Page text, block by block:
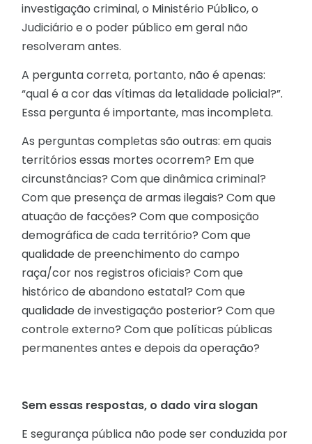
investigação criminal, o Ministério Público, o
Judiciário e o poder público em geral não
resolveram antes.
A pergunta correta, portanto, não é apenas:
“qual é a cor das vítimas da letalidade policial?”.
Essa pergunta é importante, mas incompleta.
As perguntas completas são outras: em quais
territórios essas mortes ocorrem? Em que
circunstâncias? Com que dinâmica criminal?
Com que presença de armas ilegais? Com que
atuação de facções? Com que composição
demográfica de cada território? Com que
qualidade de preenchimento do campo
raça/cor nos registros oficiais? Com que
histórico de abandono estatal? Com que
qualidade de investigação posterior? Com que
controle externo? Com que políticas públicas
permanentes antes e depois da operação?
Sem essas respostas, o dado vira slogan
E segurança pública não pode ser conduzida por